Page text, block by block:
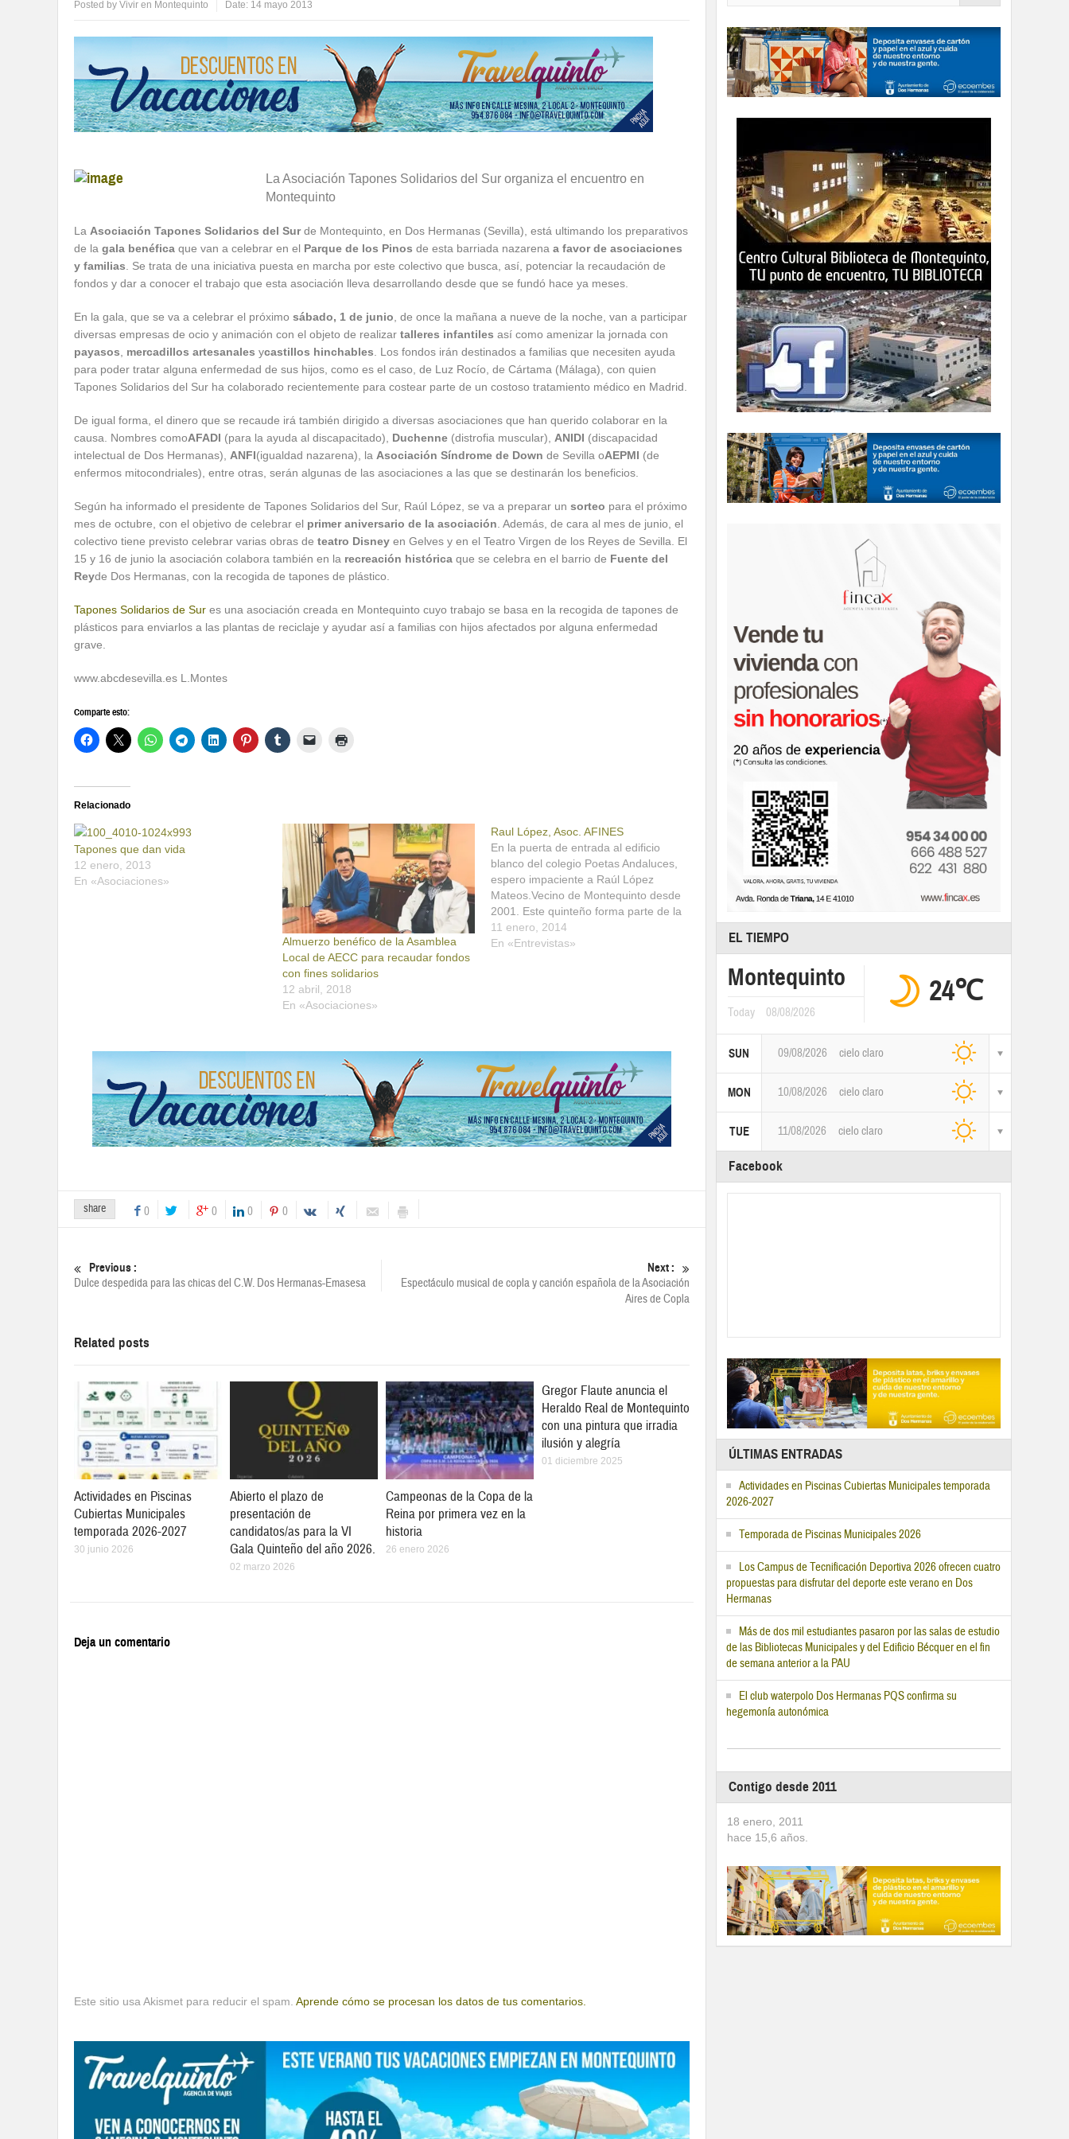
Posted by Vivir en Montequinto Date: 14 mayo 2013
La Asociación Tapones Solidarios del Sur organiza el encuentro en
Montequinto
La Asociación Tapones Solidarios del Surde Montequinto, en Dos Hermanas (Sevilla), está ultimando los preparativos
de la gala benéfica que van a celebrar en el Parque de los Pinos de esta barriada nazarena a favor de asociaciones
y familias . Se trata de una iniciativa puesta en marcha por este colectivo que busca, así, potenciar la recaudación de
fondos y dar a conocer el trabajo que esta asociación lleva desarrollando desde que se fundó hace ya meses.
En la gala, que se va a celebrar el próximo sábado, 1 de junio , de once la mañana a nueve de la noche, van a participar
diversas empresas de ocio y animación con el objeto de realizar talleres infantiles así como amenizar la jornada con
payasos
mercadillos artesanales ycastillos hinchables . Los fondos irán destinados a familias que necesiten ayuda
para poder tratar alguna enfermedad de sus hijos, como es el caso, de Luz Rocío, de Cártama (Málaga), con quien
Tapones Solidarios del Sur ha colaborado recientemente para costear parte de un costoso tratamiento médico en Madrid.
De igual forma, el dinero que se recaude irá también dirigido a diversas asociaciones que han querido colaborar en la
causa. Nombres comoAFADI (para la ayuda al discapacitado), Duchenne (distrofia muscular), ANIDI (discapacidad
intelectual de Dos Hermanas), ANFI(igualdad nazarena), la Asociación Síndrome de Down de Sevilla oAEPMI (de
enfermos mitocondriales), entre otras, serán algunas de las asociaciones a las que se destinarán los beneficios.
Según ha informado el presidente de Tapones Solidarios del Sur, Raúl López, se va a preparar un sorteo para el próximo
mes de octubre, con el objetivo de celebrar el primer aniversario de la asociación . Además, de cara al mes de junio, el
colectivo tiene previsto celebrar varias obras de teatro Disney en Gelves y en el Teatro Virgen de los Reyes de Sevilla. El
15 y 16 de junio la asociación colabora también en la recreación histórica que se celebra en el barrio de Fuente del
Reyde Dos Hermanas, con la recogida de tapones de plástico.
Tapones Solidarios de Sur es una asociación creada en Montequinto cuyo trabajo se basa en la recogida de tapones de
plásticos para enviarlos a las plantas de reciclaje y ayudar así a familias con hijos afectados por alguna enfermedad
grave.
www.abcdesevilla.es L.Montes
Comparte esto:
Relacionado
Tapones que dan vida
12 enero, 2013
En «Asociaciones»
Almuerzo benéfico de la Asamblea
Local de AECC para recaudar fondos
con fines solidarios
12 abril, 2018
En «Asociaciones»
Raul López, Asoc. AFINES
En la puerta de entrada al edificio
blanco del colegio Poetas Andaluces,
espero impaciente a Raúl López
Mateos.Vecino de Montequinto desde
2001. Este quinteño forma parte de la
Junta Directiva de la Asociación
AFINES, creada en junio de 2013.
11 enero, 2014
En «Entrevistas»
share 0 0 0 0
Previous :
Dulce despedida para las chicas del C.W. Dos Hermanas-Emasesa
Next :
Espectáculo musical de copla y canción española de la Asociación
Aires de Copla
Related posts
Actividades en Piscinas
Cubiertas Municipales
temporada 2026-2027
30 junio 2026
Abierto el plazo de
presentación de
candidatos/as para la VI
Gala Quinteño del año 2026.
02 marzo 2026
Campeonas de la Copa de la
Reina por primera vez en la
historia
26 enero 2026
Gregor Flaute anuncia el
Heraldo Real de Montequinto
con una pintura que irradia
ilusión y alegría
01 diciembre 2025
Deja un comentario
Este sitio usa Akismet para reducir el spam. Aprende cómo se procesan los datos de tus comentarios.
EL TIEMPO
Montequinto
Today 08/08/2026
24℃
SUN 09/08/2026 cielo claro
MON 10/08/2026 cielo claro
TUE 11/08/2026 cielo claro
Facebook
ÚLTIMAS ENTRADAS
Actividades en Piscinas Cubiertas Municipales temporada
2026-2027
Temporada de Piscinas Municipales 2026
Los Campus de Tecnificación Deportiva 2026 ofrecen cuatro
propuestas para disfrutar del deporte este verano en Dos
Hermanas
Más de dos mil estudiantes pasaron por las salas de estudio
de las Bibliotecas Municipales y del Edificio Bécquer en el fin
de semana anterior a la PAU
El club waterpolo Dos Hermanas PQS confirma su
hegemonía autonómica
Contigo desde 2011
18 enero, 2011
hace 15,6 años.